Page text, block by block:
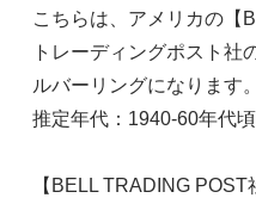
こちらは、アメリカの【
トレーディングポスト社
ルバーリングになります。
推定年代：1940-60年代頃
【BELL TRADING